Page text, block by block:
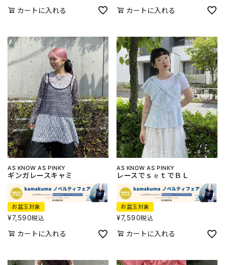
カートに入れる カートに入れる
AS KNOW AS PINKY
ギンガレースキャミ
お盆玉対象
¥7,590税込
カートに入れる
AS KNOW AS PINKY
レースでｓｅｔでＢＬ
お盆玉対象
¥7,590税込
カートに入れる